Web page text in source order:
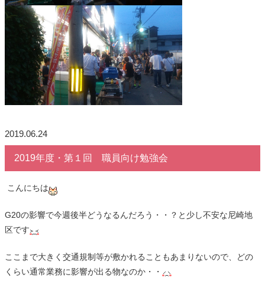
2019.06.24
2019年度・第１回 職員向け勉強会
こんにちは
G20の影響で今週後半どうなるんだろう・・？と少し不安な尼崎地
区です
ここまで大きく交通規制等が敷かれることもあまりないので、どの
くらい通常業務に影響が出る物なのか・・